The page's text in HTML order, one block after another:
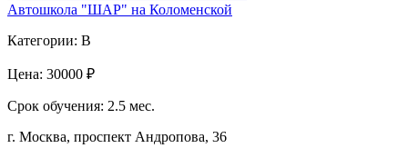
Автошкола "ШАР" на Коломенской
Категории: B
Цена: 30000 ₽
Срок обучения: 2.5 мес.
г. Москва, проспект Андропова, 36